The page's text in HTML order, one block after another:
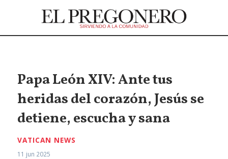
Papa León XIV: Ante tus
heridas del corazón, Jesús se
detiene, escucha y sana
VATICAN NEWS
11 jun 2025